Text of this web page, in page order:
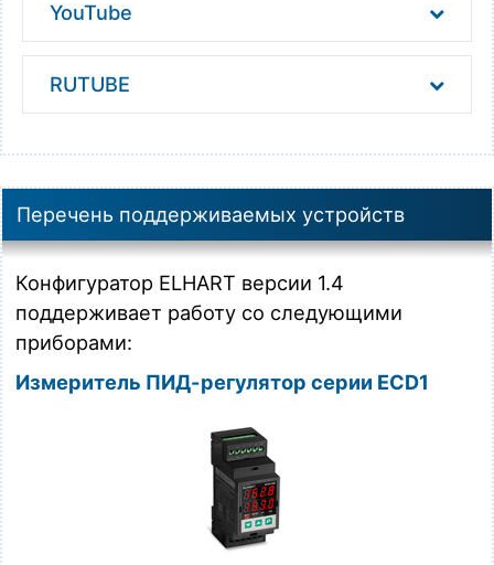
YouTube
RUTUBE
Перечень поддерживаемых устройств
Конфигуратор ELHART версии 1.4
поддерживает работу со следующими
приборами:
Измеритель ПИД-регулятор серии ECD1